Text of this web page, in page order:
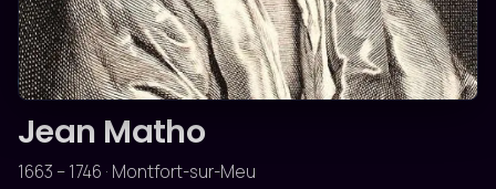
BAROQUE
Jean Matho
1663 – 1746 · Montfort-sur-Meu